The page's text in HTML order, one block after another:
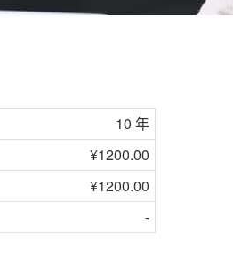
10 年
¥1200.00
¥1200.00
-